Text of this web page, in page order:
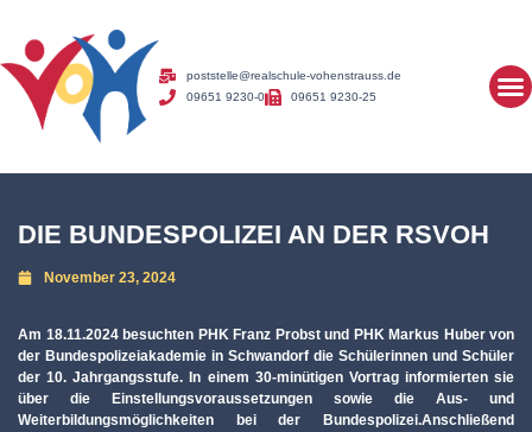
poststelle@realschule-vohenstrauss.de
09651 9230-0
09651 9230-25
DIE BUNDESPOLIZEI AN DER RSVOH
November 23, 2024
Am 18.11.2024 besuchten PHK Franz Probst und PHK Markus Huber von
der Bundespolizeiakademie in Schwandorf die Schülerinnen und Schüler
der 10. Jahrgangsstufe. In einem 30-minütigen Vortrag informierten sie
über die Einstellungsvoraussetzungen sowie die Aus- und
Weiterbildungsmöglichkeiten bei der Bundespolizei.Anschließend